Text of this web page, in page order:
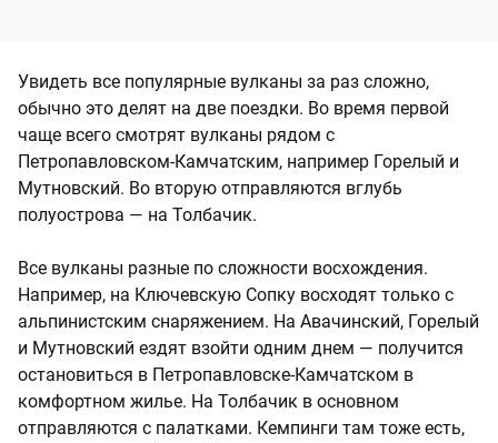
Увидеть все популярные вулканы за раз сложно,
обычно это делят на две поездки. Во время первой
чаще всего смотрят вулканы рядом с
Петропавловском-Камчатским, например Горелый и
Мутновский. Во вторую отправляются вглубь
полуострова — на Толбачик.
Все вулканы разные по сложности восхождения.
Например, на Ключевскую Сопку восходят только с
альпинистским снаряжением. На Авачинский, Горелый
и Мутновский ездят взойти одним днем — получится
остановиться в Петропавловске-Камчатском в
комфортном жилье. На Толбачик в основном
отправляются с палатками. Кемпинги там тоже есть,